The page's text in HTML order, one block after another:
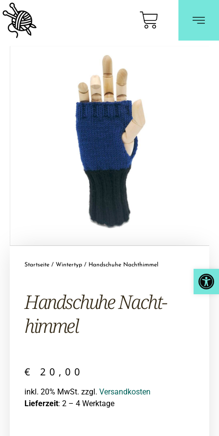
Startseite / Wintertyp / Handschuhe Nachthimmel
Hand­schuhe Nacht­
himmel
€ 20,00
inkl. 20% MwSt. zzgl. Versandkosten
Lieferzeit: 2 – 4 Werktage